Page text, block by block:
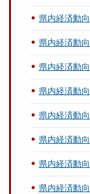
県内経済動
県内経済動
県内経済動
県内経済動
県内経済動
県内経済動
県内経済動
県内経済動